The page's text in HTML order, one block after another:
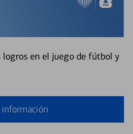
logros en el juego de fútbol y